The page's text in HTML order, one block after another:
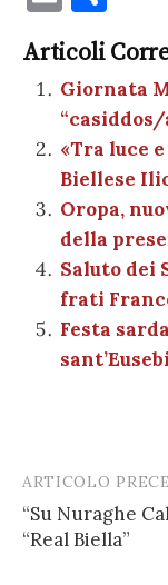
c
e
b
o
o
k
te
r t
m
ai
l
n
di
vi
di
Articoli
Giornata
«Tra luce
Biellese
Oropa,
della
Saluto dei
frati
Festa
Post
navigation
ARTICOLO
“Su Nuraghe
“Real Biella”